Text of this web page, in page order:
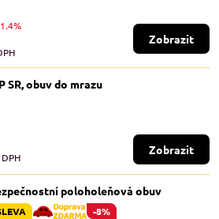
Zobrazit
SR, obuv do mrazu
Zobrazit
poloholeňová obuv
-8%